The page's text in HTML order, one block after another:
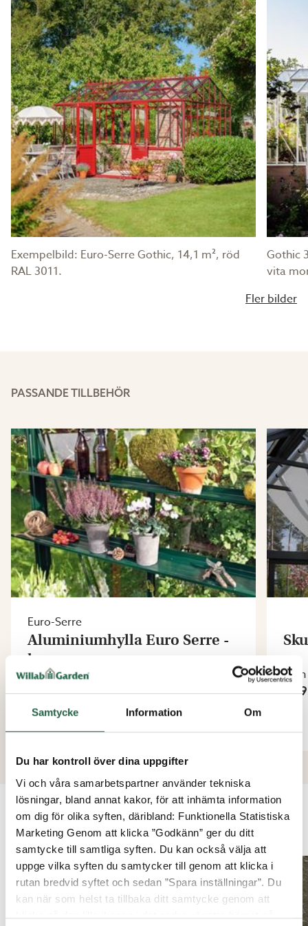
Samtycke Information Om
Du har kontroll över dina uppgifter
Vi och våra samarbetspartner använder tekniska
lösningar, bland annat kakor, för att inhämta information
om dig för olika syften, däribland: Funktionella Statistiska
Marketing Genom att klicka ”Godkänn” ger du ditt
samtycke till samtliga syften. Du kan också välja att
uppge vilka syften du samtycker till genom att klicka i
rutan bredvid syftet och sedan ”Spara inställningar”. Du
kan när som helst ta tillbaka ditt samtycke genom att
klicka på den lilla ikonen i det nedre vänstra hörnet på
Exempelbild: Euro-Serre Gothic, 14,1 m², röd
RAL 3011.
Gothic
vita
Fler bilder
PASSANDE TILLBEHÖR
Euro-Serre
Aluminiumhylla Euro Serre -
lagervara
Från
1 095 kr
Från
1
KUNDBILDER